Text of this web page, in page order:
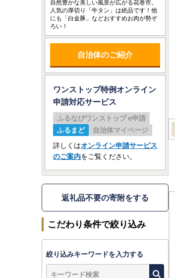
自然豊かな美しい風景が広がる花巻市。
人気の厚切り「牛タン」は絶品です！他
にも「白金豚」などおすすめお肉が勢ぞ
ろい！
自治体のご紹介
ワンストップ特例オンライン
申請対応サービス
ふるなびワンストップ e申請
ふるまど
自治体マイページ
詳しくはオンライン申請サービス
のご案内をご覧ください。
返礼品不要の寄附をする
こだわり条件で絞り込み
絞り込みキーワードを入力する